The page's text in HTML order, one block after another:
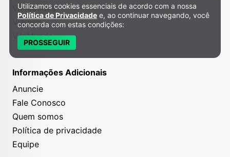
Variedades
Viagem
VilaMundo
Informações Adicionais
Anuncie
Fale Conosco
Quem somos
Política de privacidade
Equipe
Política de Privacidade e Cookies
Utilizamos cookies essenciais de acordo com a nossa
Política de Privacidade e, ao continuar navegando, você
concorda com estas condições:
PROSSEGUIR